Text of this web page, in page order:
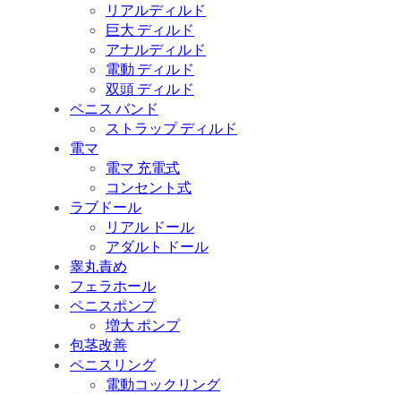
リアルディルド
巨大 ディルド
アナルディルド
電動 ディルド
双頭 ディルド
ペニス バンド
ストラップ ディルド
電マ
電マ 充電式
コンセント式
ラブドール
リアル ドール
アダルト ドール
睾丸責め
フェラホール
ペニスポンプ
増大 ポンプ
包茎改善
ペニスリング
電動コックリング